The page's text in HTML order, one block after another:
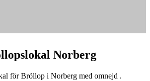
Norberg
för Bröllop i Norberg med omnejd .